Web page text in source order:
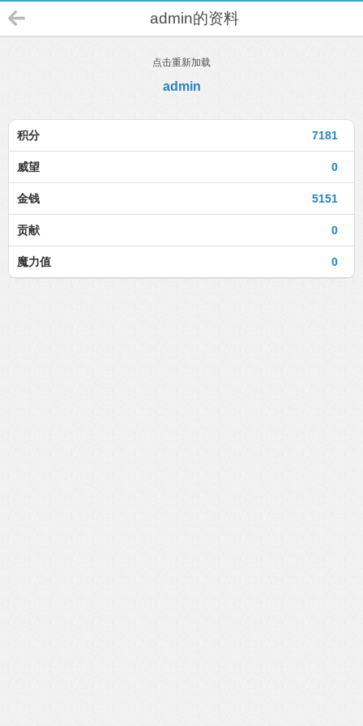
admin的资料
点击重新加载
admin
7181
积分
0
威望
5151
金钱
0
贡献
0
魔力值